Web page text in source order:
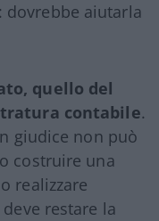
dovrebbe aiutarla
quello del
contabile.
giudice non può
costruire una
realizzare
restare la